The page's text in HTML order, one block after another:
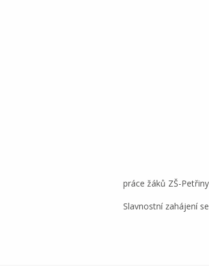
práce žáků ZŠ-
Slavnostní zahájení